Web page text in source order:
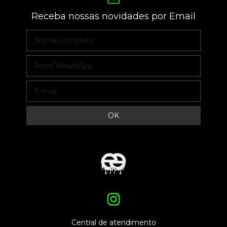
Receba nossas novidades por Email
Central de atendimento